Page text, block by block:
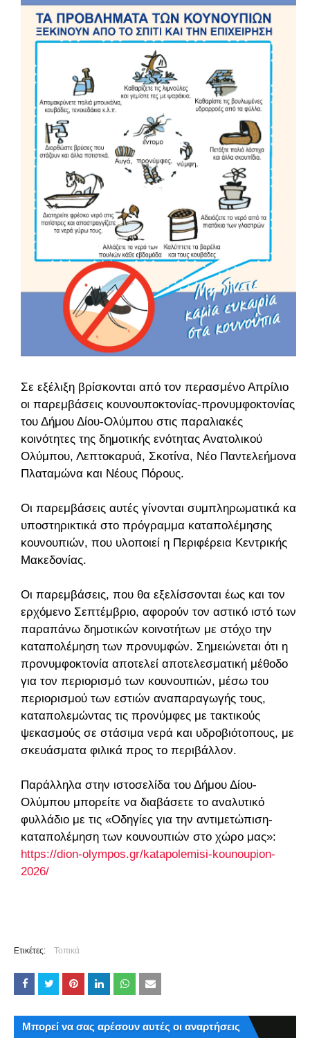
Σε εξέλιξη βρίσκονται από τον περασμένο Απρίλιο
οι παρεμβάσεις κουνουποκτονίας-προνυμφοκτονίας
του Δήμου Δίου-Ολύμπου στις παραλιακές
κοινότητες της δημοτικής ενότητας Ανατολικού
Ολύμπου, Λεπτοκαρυά, Σκοτίνα, Νέο Παντελεήμονα,
Πλαταμώνα και Νέους Πόρους.
Οι παρεμβάσεις αυτές γίνονται συμπληρωματικά και
υποστηρικτικά στο πρόγραμμα καταπολέμησης
κουνουπιών, που υλοποιεί η Περιφέρεια Κεντρικής
Μακεδονίας.
Οι παρεμβάσεις, που θα εξελίσσονται έως και τον
ερχόμενο Σεπτέμβριο, αφορούν τον αστικό ιστό των
παραπάνω δημοτικών κοινοτήτων με στόχο την
καταπολέμηση των προνυμφών. Σημειώνεται ότι η
προνυμφοκτονία αποτελεί αποτελεσματική μέθοδο
για τον περιορισμό των κουνουπιών, μέσω του
περιορισμού των εστιών αναπαραγωγής τους,
καταπολεμώντας τις προνύμφες με τακτικούς
ψεκασμούς σε στάσιμα νερά και υδροβιότοπους, με
σκευάσματα φιλικά προς το περιβάλλον.
Παράλληλα στην ιστοσελίδα του Δήμου Δίου-
Ολύμπου μπορείτε να διαβάσετε το αναλυτικό
φυλλάδιο με τις «Οδηγίες για την αντιμετώπιση-
καταπολέμηση των κουνουπιών στο χώρο μας»:
https://dion-olympos.gr/katapolemisi-kounoupion-
2026/
Ετικέτες: Τοπικά
Μπορεί να σας αρέσουν αυτές οι αναρτήσεις